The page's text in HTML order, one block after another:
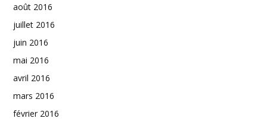
août 2016
juillet 2016
juin 2016
mai 2016
avril 2016
mars 2016
février 2016